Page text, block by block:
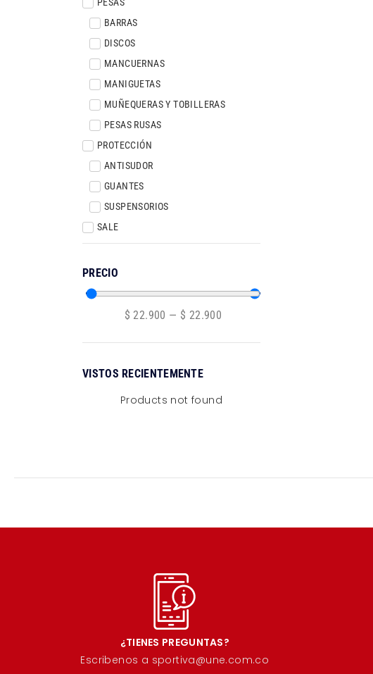
BARRAS
DISCOS
MANCUERNAS
MANIGUETAS
MUÑEQUERAS Y TOBILLERAS
PESAS RUSAS
PROTECCIÓN
ANTISUDOR
GUANTES
SUSPENSORIOS
SALE
PRECIO
$ 22.900 — $ 22.900
VISTOS RECIENTEMENTE
Products not found
¿TIENES PREGUNTAS?
Escribenos a sportiva@une.com.co